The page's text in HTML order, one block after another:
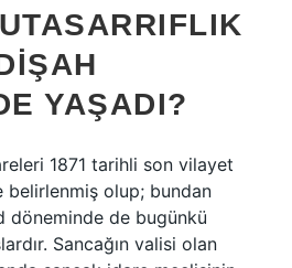
YAŞADI?
1871 tarihli son vilayet
belirlenmiş olup; bundan
döneminde de bugünkü
Sancağın valisi olan